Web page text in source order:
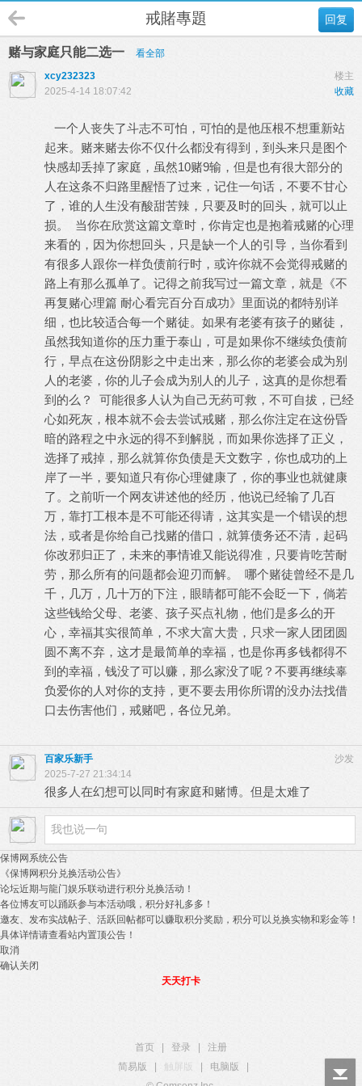
回复
戒賭專題
赌与家庭只能二选一
看全部
楼主
xcy232323
收藏
2025-4-14 18:07:42
一个人丧失了斗志不可怕，可怕的是他压根不想重新站
起来。赌来赌去你不仅什么都没有得到，到头来只是图个
快感却丢掉了家庭，虽然10赌9输，但是也有很大部分的
人在这条不归路里醒悟了过来，记住一句话，不要不甘心
了，谁的人生没有酸甜苦辣，只要及时的回头，就可以止
损。 当你在欣赏这篇文章时，你肯定也是抱着戒赌的心理
来看的，因为你想回头，只是缺一个人的引导，当你看到
有很多人跟你一样负债前行时，或许你就不会觉得戒赌的
路上有那么孤单了。记得之前我写过一篇文章，就是《不
再复赌心理篇 耐心看完百分百成功》里面说的都特别详
细，也比较适合每一个赌徒。如果有老婆有孩子的赌徒，
虽然我知道你的压力重于泰山，可是如果你不继续负债前
行，早点在这份阴影之中走出来，那么你的老婆会成为别
人的老婆，你的儿子会成为别人的儿子，这真的是你想看
到的么？ 可能很多人认为自己无药可救，不可自拔，已经
心如死灰，根本就不会去尝试戒赌，那么你注定在这份昏
暗的路程之中永远的得不到解脱，而如果你选择了正义，
选择了戒掉，那么就算你负债是天文数字，你也成功的上
岸了一半，要知道只有你心理健康了，你的事业也就健康
了。之前听一个网友讲述他的经历，他说已经输了几百
万，靠打工根本是不可能还得请，这其实是一个错误的想
法，或者是你给自己找赌的借口，就算债务还不清，起码
你改邪归正了，未来的事情谁又能说得准，只要肯吃苦耐
劳，那么所有的问题都会迎刃而解。 哪个赌徒曾经不是几
千，几万，几十万的下注，眼睛都可能不会眨一下，倘若
这些钱给父母、老婆、孩子买点礼物，他们是多么的开
心，幸福其实很简单，不求大富大贵，只求一家人团团圆
圆不离不弃，这才是最简单的幸福，也是你再多钱都得不
到的幸福，钱没了可以赚，那么家没了呢？不要再继续辜
负爱你的人对你的支持，更不要去用你所谓的没办法找借
口去伤害他们，戒赌吧，各位兄弟。
沙发
百家乐新手
2025-7-27 21:34:14
很多人在幻想可以同时有家庭和赌博。但是太难了
保博网系统公告
《保博网积分兑换活动公告》
论坛近期与龍门娱乐联动进行积分兑换活动！
各位博友可以踊跃参与本活动哦，积分好礼多多！
邀友、发布实战帖子、活跃回帖都可以赚取积分奖励，积分可以兑换实物和彩金等！
具体详情请查看站内置顶公告！
取消
确认关闭
天天打卡
首页 登录
注册
简易版
触屏版 电脑版